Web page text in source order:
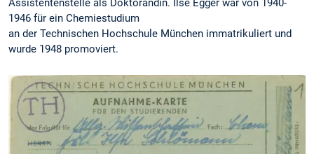
Assistentenstelle als Doktorandin. Ilse Egger war von 1940-
1946 für ein Chemiestudium
an der Technischen Hochschule München immatrikuliert und
wurde 1948 promoviert.